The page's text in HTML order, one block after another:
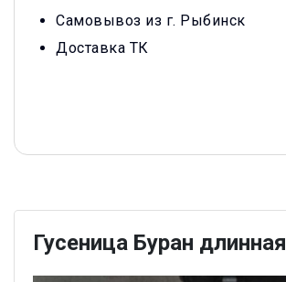
Самовывоз из г. Рыбинск
Доставка ТК
Гусеница Буран длинная